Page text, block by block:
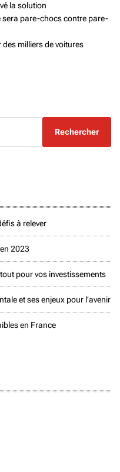
la solution
sera pare-chocs contre pare-
milliers de voitures
Rechercher
à relever
2023
pour vos investissements
et ses enjeux pour l’avenir
en France